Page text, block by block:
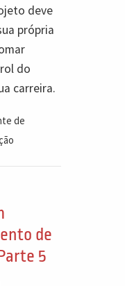
deve
própria
do
carreira.
de
de
5